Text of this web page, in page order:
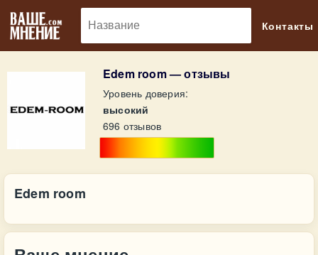
Контакты
Edem room — отзывы
Уровень доверия:
высокий
696 отзывов
Edem room